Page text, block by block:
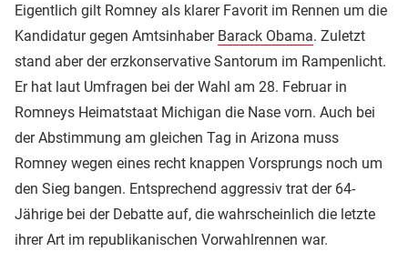
Eigentlich gilt Romney als klarer Favorit im Rennen um die
Kandidatur gegen Amtsinhaber Barack Obama. Zuletzt
stand aber der erzkonservative Santorum im Rampenlicht.
Er hat laut Umfragen bei der Wahl am 28. Februar in
Romneys Heimatstaat Michigan die Nase vorn. Auch bei
der Abstimmung am gleichen Tag in Arizona muss
Romney wegen eines recht knappen Vorsprungs noch um
den Sieg bangen. Entsprechend aggressiv trat der 64-
Jährige bei der Debatte auf, die wahrscheinlich die letzte
ihrer Art im republikanischen Vorwahlrennen war.